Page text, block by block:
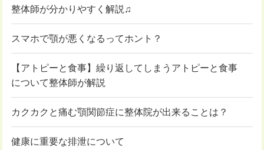
整体師が分かりやすく解説♫
スマホで顎が悪くなるってホント？
【アトピーと食事】繰り返してしまうアトピーと食事
について整体師が解説
カクカクと痛む顎関節症に整体院が出来ることは？
健康に重要な排泄について